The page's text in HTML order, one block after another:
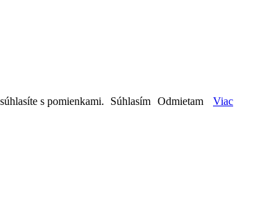
s pomienkami.
Súhlasím Odmietam
Viac